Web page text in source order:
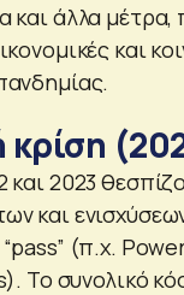
και άλλα μέτρα,
και
κρίση
2023
και
(π.χ.
Το συνολικό